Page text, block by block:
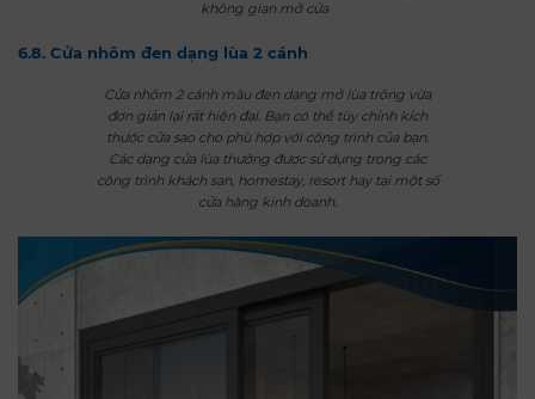
không gian mở cửa
6.8. Cửa nhôm đen dạng lùa 2 cánh
Cửa nhôm 2 cánh màu đen dạng mở lùa trông vừa
đơn giản lại rất hiện đại. Bạn có thể tùy chỉnh kích
thước cửa sao cho phù hợp với công trình của bạn.
Các dạng cửa lùa thường được sử dụng trong các
công trình khách sạn, homestay, resort hay tại một số
cửa hàng kinh doanh.